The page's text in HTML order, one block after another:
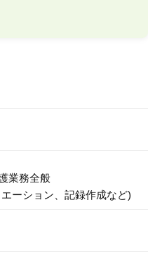
業務全般
ーション、記録作成など)